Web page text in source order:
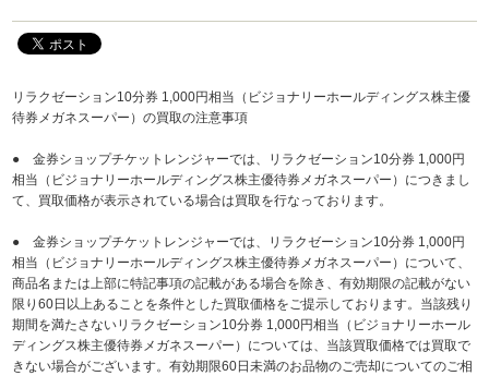
リラクゼーション10分券 1,000円相当（ビジョナリーホールディングス株主優
待券メガネスーパー）の買取の注意事項
● 金券ショップチケットレンジャーでは、リラクゼーション10分券 1,000円
相当（ビジョナリーホールディングス株主優待券メガネスーパー）につきまし
て、買取価格が表示されている場合は買取を行なっております。
● 金券ショップチケットレンジャーでは、リラクゼーション10分券 1,000円
相当（ビジョナリーホールディングス株主優待券メガネスーパー）について、
商品名または上部に特記事項の記載がある場合を除き、有効期限の記載がない
限り60日以上あることを条件とした買取価格をご提示しております。当該残り
期間を満たさないリラクゼーション10分券 1,000円相当（ビジョナリーホール
ディングス株主優待券メガネスーパー）については、当該買取価格では買取で
きない場合がございます。有効期限60日未満のお品物のご売却についてのご相